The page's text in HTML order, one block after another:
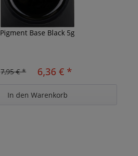
Pigment Base Black 5g
7,95 € * 6,36 € *
In den Warenkorb